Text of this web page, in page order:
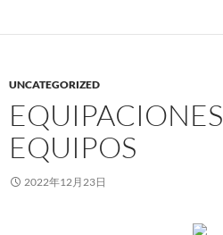
UNCATEGORIZED
EQUIPOS
2022年12月23日